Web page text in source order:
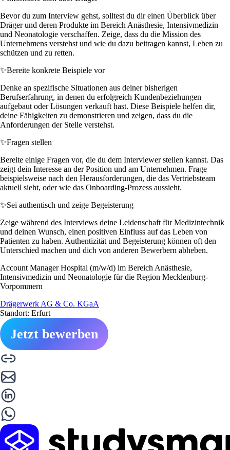
Bevor du zum Interview gehst, solltest du dir einen Überblick über
Dräger und deren Produkte im Bereich Anästhesie, Intensivmedizin
und Neonatologie verschaffen. Zeige, dass du die Mission des
Unternehmens verstehst und wie du dazu beitragen kannst, Leben zu
schützen und zu retten.
✨Bereite konkrete Beispiele vor
Denke an spezifische Situationen aus deiner bisherigen
Berufserfahrung, in denen du erfolgreich Kundenbeziehungen
aufgebaut oder Lösungen verkauft hast. Diese Beispiele helfen dir,
deine Fähigkeiten zu demonstrieren und zeigen, dass du die
Anforderungen der Stelle verstehst.
✨Fragen stellen
Bereite einige Fragen vor, die du dem Interviewer stellen kannst. Das
zeigt dein Interesse an der Position und am Unternehmen. Frage
beispielsweise nach den Herausforderungen, die das Vertriebsteam
aktuell sieht, oder wie das Onboarding-Prozess aussieht.
✨Sei authentisch und zeige Begeisterung
Zeige während des Interviews deine Leidenschaft für Medizintechnik
und deinen Wunsch, einen positiven Einfluss auf das Leben von
Patienten zu haben. Authentizität und Begeisterung können oft den
Unterschied machen und dich von anderen Bewerbern abheben.
Account Manager Hospital (m/w/d) im Bereich Anästhesie,
Intensivmedizin und Neonatologie für die Region Mecklenburg-
Vorpommern
Drägerwerk AG & Co. KGaA
Standort: Erfurt
Jetzt bewerben